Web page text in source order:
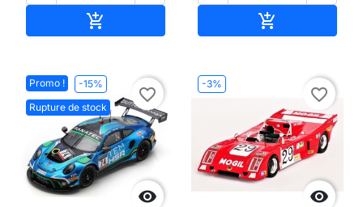
 
Promo !
-15%
Rupture de stock

favorite_border
-3%

favorite_border